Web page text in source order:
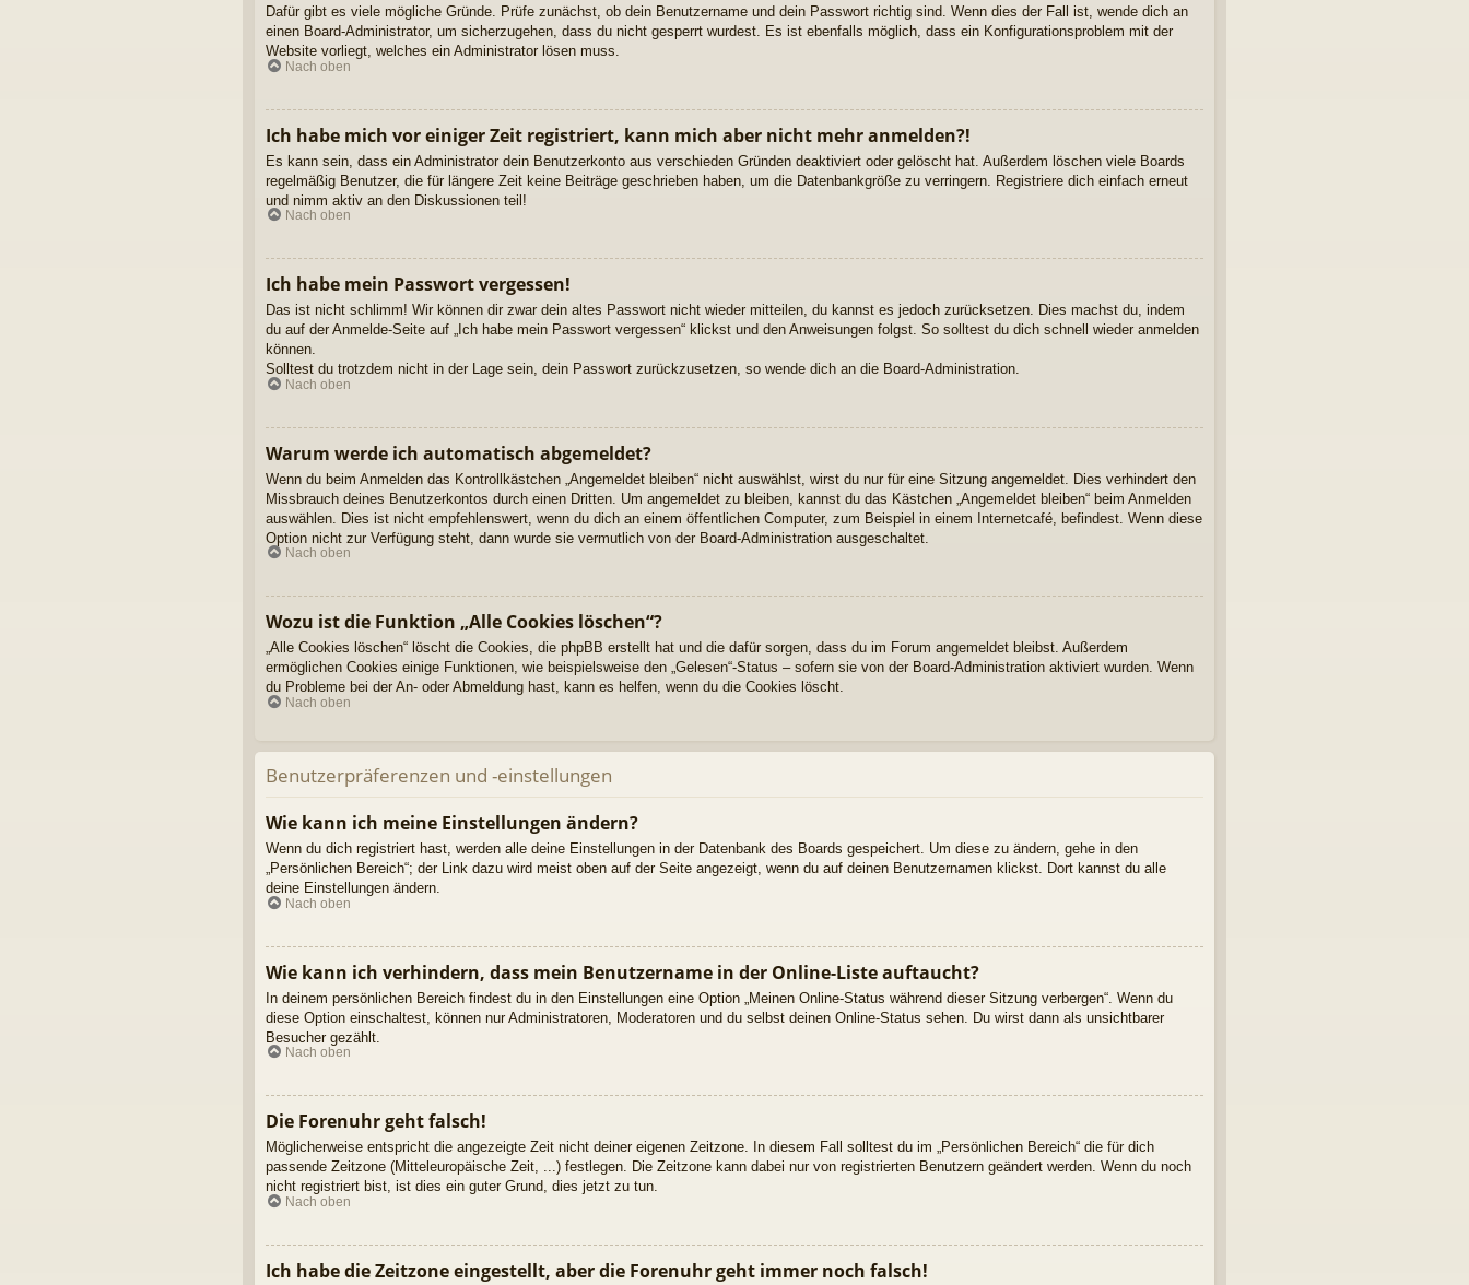
Dafür gibt es viele mögliche Gründe. Prüfe zunächst, ob dein Benutzername und dein Passwort richtig sind. Wenn dies der Fall ist, wende dich an
einen Board-Administrator, um sicherzugehen, dass du nicht gesperrt wurdest. Es ist ebenfalls möglich, dass ein Konfigurationsproblem mit der
Website vorliegt, welches ein Administrator lösen muss.
Nach oben
Ich habe mich vor einiger Zeit registriert, kann mich aber nicht mehr anmelden?!
Es kann sein, dass ein Administrator dein Benutzerkonto aus verschieden Gründen deaktiviert oder gelöscht hat. Außerdem löschen viele Boards
regelmäßig Benutzer, die für längere Zeit keine Beiträge geschrieben haben, um die Datenbankgröße zu verringern. Registriere dich einfach erneut
und nimm aktiv an den Diskussionen teil!
Nach oben
Ich habe mein Passwort vergessen!
Das ist nicht schlimm! Wir können dir zwar dein altes Passwort nicht wieder mitteilen, du kannst es jedoch zurücksetzen. Dies machst du, indem
du auf der Anmelde-Seite auf „Ich habe mein Passwort vergessen“ klickst und den Anweisungen folgst. So solltest du dich schnell wieder anmelden
können.
Solltest du trotzdem nicht in der Lage sein, dein Passwort zurückzusetzen, so wende dich an die Board-Administration.
Nach oben
Warum werde ich automatisch abgemeldet?
Wenn du beim Anmelden das Kontrollkästchen „Angemeldet bleiben“ nicht auswählst, wirst du nur für eine Sitzung angemeldet. Dies verhindert den
Missbrauch deines Benutzerkontos durch einen Dritten. Um angemeldet zu bleiben, kannst du das Kästchen „Angemeldet bleiben“ beim Anmelden
auswählen. Dies ist nicht empfehlenswert, wenn du dich an einem öffentlichen Computer, zum Beispiel in einem Internetcafé, befindest. Wenn diese
Option nicht zur Verfügung steht, dann wurde sie vermutlich von der Board-Administration ausgeschaltet.
Nach oben
Wozu ist die Funktion „Alle Cookies löschen“?
„Alle Cookies löschen“ löscht die Cookies, die phpBB erstellt hat und die dafür sorgen, dass du im Forum angemeldet bleibst. Außerdem
ermöglichen Cookies einige Funktionen, wie beispielsweise den „Gelesen“-Status – sofern sie von der Board-Administration aktiviert wurden. Wenn
du Probleme bei der An- oder Abmeldung hast, kann es helfen, wenn du die Cookies löscht.
Nach oben
Benutzerpräferenzen und -einstellungen
Wie kann ich meine Einstellungen ändern?
Wenn du dich registriert hast, werden alle deine Einstellungen in der Datenbank des Boards gespeichert. Um diese zu ändern, gehe in den
„Persönlichen Bereich“; der Link dazu wird meist oben auf der Seite angezeigt, wenn du auf deinen Benutzernamen klickst. Dort kannst du alle
deine Einstellungen ändern.
Nach oben
Wie kann ich verhindern, dass mein Benutzername in der Online-Liste auftaucht?
In deinem persönlichen Bereich findest du in den Einstellungen eine Option „Meinen Online-Status während dieser Sitzung verbergen“. Wenn du
diese Option einschaltest, können nur Administratoren, Moderatoren und du selbst deinen Online-Status sehen. Du wirst dann als unsichtbarer
Besucher gezählt.
Nach oben
Die Forenuhr geht falsch!
Möglicherweise entspricht die angezeigte Zeit nicht deiner eigenen Zeitzone. In diesem Fall solltest du im „Persönlichen Bereich“ die für dich
passende Zeitzone (Mitteleuropäische Zeit, ...) festlegen. Die Zeitzone kann dabei nur von registrierten Benutzern geändert werden. Wenn du noch
nicht registriert bist, ist dies ein guter Grund, dies jetzt zu tun.
Nach oben
Ich habe die Zeitzone eingestellt, aber die Forenuhr geht immer noch falsch!